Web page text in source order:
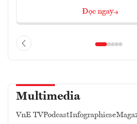
Đọc ngay
Multimedia
VnE TVPodcastInfographics